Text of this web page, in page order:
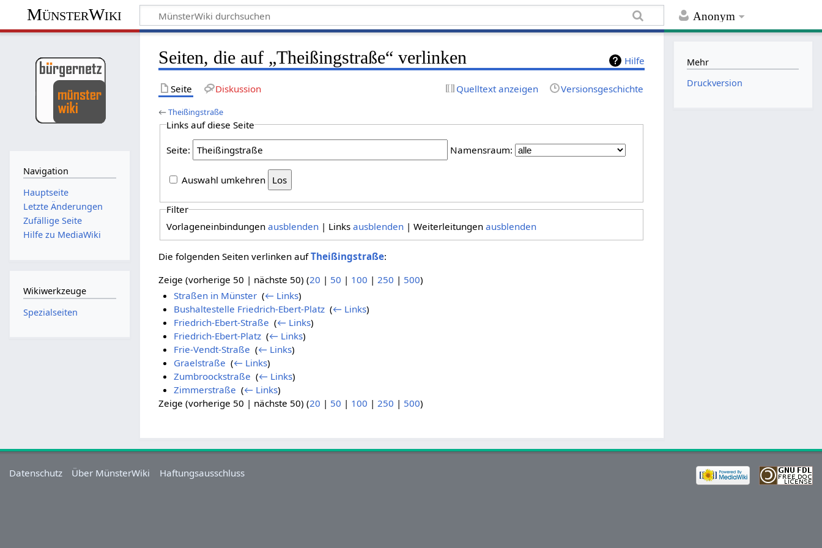
Anonym
MünsterWiki
Hilfe
Seiten, die auf „Theißingstraße“ verlinken
Seite Diskussion Quelltext anzeigen Versionsgeschichte
←Theißingstraße
Links auf diese Seite
Seite: Namensraum:
Auswahl umkehren
Filter
Vorlageneinbindungen ausblenden| Links ausblenden| Weiterleitungen ausblenden
Die folgenden Seiten verlinken aufTheißingstraße:
Zeige (vorherige 50 | nächste 50) (20 | 50 | 100 | 250 | 500)
Straßen in Münster‎ (← Links)
Bushaltestelle Friedrich-Ebert-Platz‎ (← Links)
Friedrich-Ebert-Straße (← Links)
Friedrich-Ebert-Platz‎ (← Links)
Frie-Vendt-Straße (← Links)
Graelstraße (← Links)
Zumbroockstraße (← Links)
Zimmerstraße (← Links)
Zeige (vorherige 50 | nächste 50) (20 | 50 | 100 |250 | 500)
Navigation
Hauptseite
Letzte Änderungen
Zufällige Seite
Hilfe zu MediaWiki
Wikiwerkzeuge
Spezialseiten
Mehr
Druckversion
Datenschutz Über MünsterWiki Haftungsausschluss